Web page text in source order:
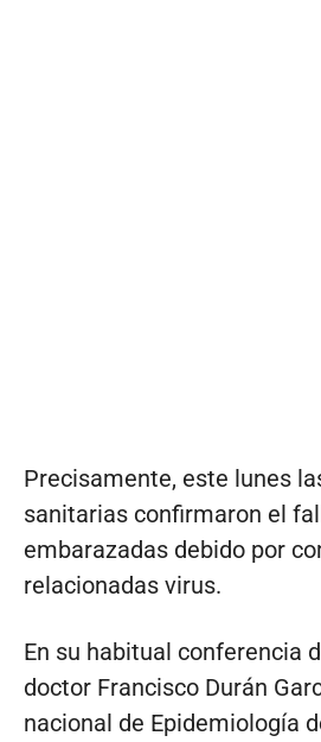
Precisamente, este lunes
sanitarias confirmaron el
embarazadas debido por
relacionadas virus.
En su habitual conferencia
doctor Francisco Durán
nacional de Epidemiología